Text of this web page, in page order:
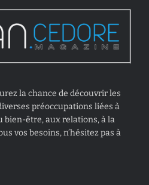
la chance de découvrir les
préoccupations liées à
bien-être, aux relations, à la
vos besoins, n’hésitez pas à